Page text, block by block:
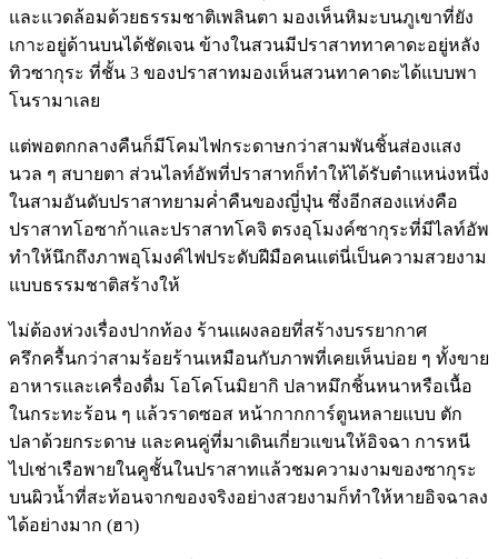
และแวดล้อมด้วยธรรมชาติเพลินตา มองเห็นหิมะบนภูเขาที่ยัง
เกาะอยู่ด้านบนได้ชัดเจน ข้างในสวนมีปราสาททาคาดะอยู่หลัง
ทิวซากุระ ที่ชั้น 3 ของปราสาทมองเห็นสวนทาคาดะได้แบบพา
โนรามาเลย
แต่พอตกกลางคืนก็มีโคมไฟกระดาษกว่าสามพันชิ้นส่องแสง
นวล ๆ สบายตา ส่วนไลท์อัพที่ปราสาทก็ทำให้ได้รับตำแหน่งหนึ่ง
ในสามอันดับปราสาทยามค่ำคืนของญี่ปุ่น ซึ่งอีกสองแห่งคือ
ปราสาทโอซาก้าและปราสาทโคจิ ตรงอุโมงค์ซากุระที่มีไลท์อัพ
ทำให้นึกถึงภาพอุโมงค์ไฟประดับฝีมือคนแต่นี่เป็นความสวยงาม
แบบธรรมชาติสร้างให้
ไม่ต้องห่วงเรื่องปากท้อง ร้านแผงลอยที่สร้างบรรยากาศ
ครึกครื้นกว่าสามร้อยร้านเหมือนกับภาพที่เคยเห็นบ่อย ๆ ทั้งขาย
อาหารและเครื่องดื่ม โอโคโนมิยากิ ปลาหมึกชิ้นหนาหรือเนื้อ
ในกระทะร้อน ๆ แล้วราดซอส หน้ากากการ์ตูนหลายแบบ ตัก
ปลาด้วยกระดาษ และคนคู่ที่มาเดินเกี่ยวแขนให้อิจฉา การหนี
ไปเช่าเรือพายในคูชั้นในปราสาทแล้วชมความงามของซากุระ
บนผิวน้ำที่สะท้อนจากของจริงอย่างสวยงามก็ทำให้หายอิจฉาลง
ได้อย่างมาก (ฮา)